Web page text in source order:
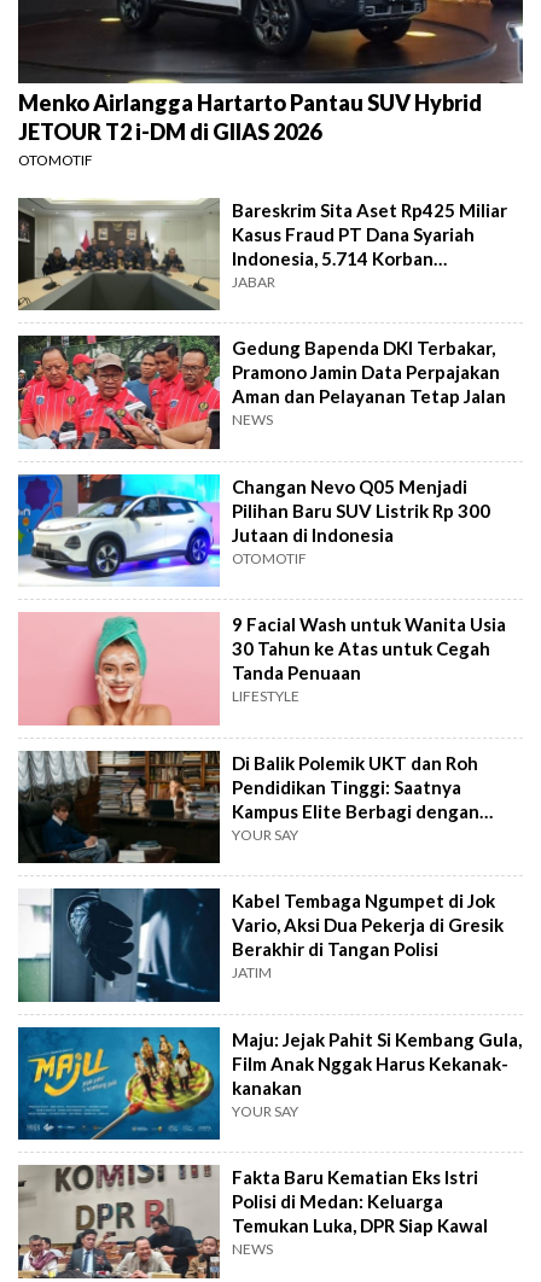
Menko Airlangga Hartarto Pantau SUV Hybrid
JETOUR T2 i-DM di GIIAS 2026
OTOMOTIF
Bareskrim Sita Aset Rp425 Miliar
Kasus Fraud PT Dana Syariah
Indonesia, 5.714 Korban
Terverifikasai
JABAR
Gedung Bapenda DKI Terbakar,
Pramono Jamin Data Perpajakan
Aman dan Pelayanan Tetap Jalan
NEWS
Changan Nevo Q05 Menjadi
Pilihan Baru SUV Listrik Rp 300
Jutaan di Indonesia
OTOMOTIF
9 Facial Wash untuk Wanita Usia
30 Tahun ke Atas untuk Cegah
Tanda Penuaan
LIFESTYLE
Di Balik Polemik UKT dan Roh
Pendidikan Tinggi: Saatnya
Kampus Elite Berbagi dengan
Kampus Daerah
YOUR SAY
Kabel Tembaga Ngumpet di Jok
Vario, Aksi Dua Pekerja di Gresik
Berakhir di Tangan Polisi
JATIM
Maju: Jejak Pahit Si Kembang Gula,
Film Anak Nggak Harus Kekanak-
kanakan
YOUR SAY
Fakta Baru Kematian Eks Istri
Polisi di Medan: Keluarga
Temukan Luka, DPR Siap Kawal
NEWS